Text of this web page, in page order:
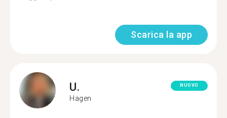
Scarica la app
U.
Hagen
NUOVO